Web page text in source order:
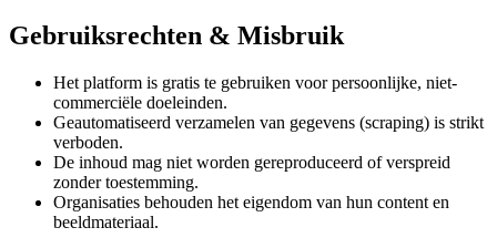
Gebruiksrechten & Misbruik
Het platform is gratis te gebruiken voor persoonlijke, niet-
commerciële doeleinden.
Geautomatiseerd verzamelen van gegevens (scraping) is strikt
verboden.
De inhoud mag niet worden gereproduceerd of verspreid
zonder toestemming.
Organisaties behouden het eigendom van hun content en
beeldmateriaal.